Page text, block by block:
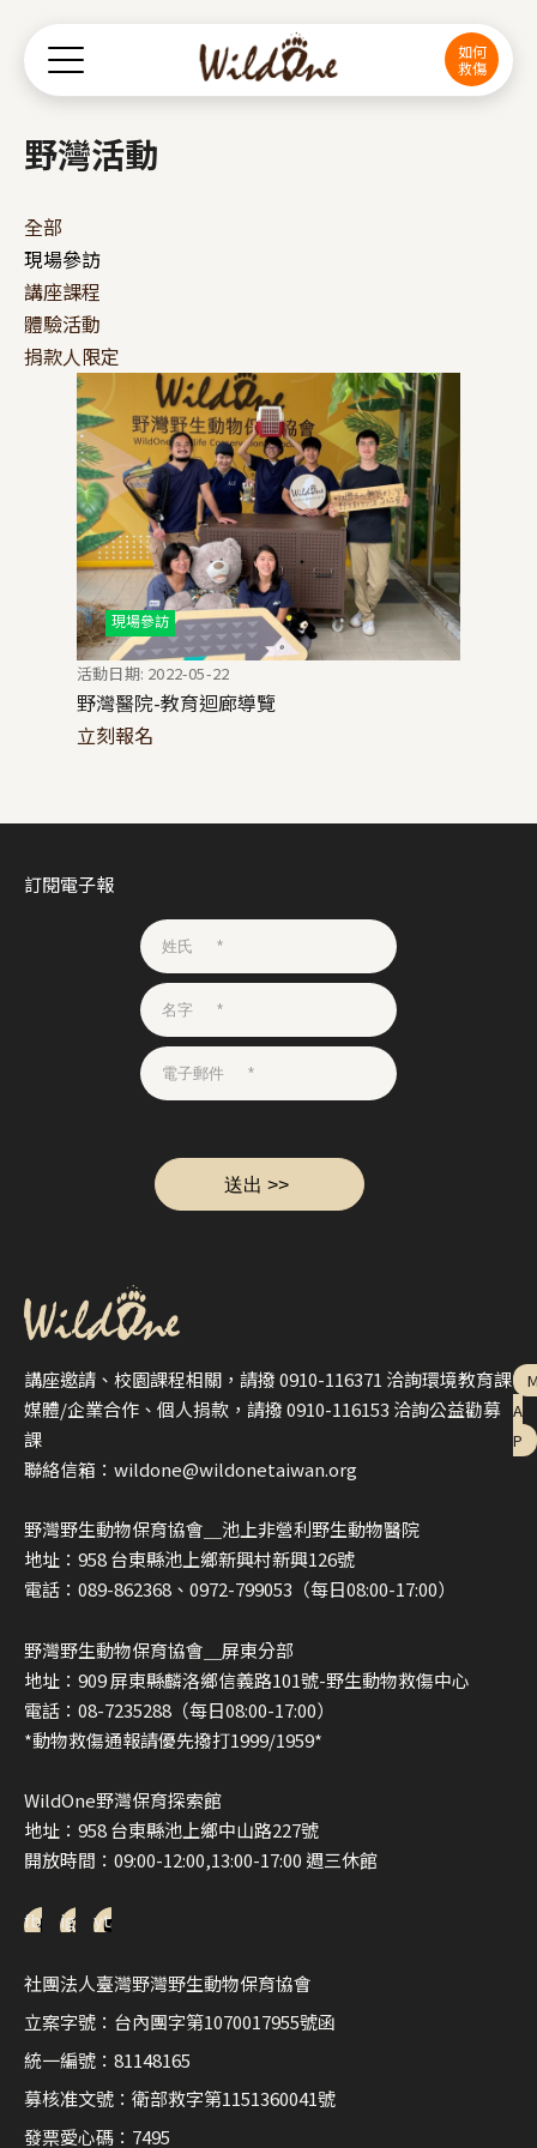
野灣活動
全部
現場參訪
講座課程
體驗活動
捐款人限定
現場參訪
活動日期: 2022-05-22
野灣醫院-教育迴廊導覽
立刻報名
訂閱電子報
講座邀請、校園課程相關，請撥 0910-116371 洽詢環境教育課
媒體/企業合作、個人捐款，請撥 0910-116153 洽詢公益勸募
課
聯絡信箱：wildone@wildonetaiwan.org
野灣野生動物保育協會＿池上非營利野生動物醫院
地址：958 台東縣池上鄉新興村新興126號
電話：089-862368、0972-799053（每日08:00-17:00）
野灣野生動物保育協會＿屏東分部
地址：909 屏東縣麟洛鄉信義路101號-野生動物救傷中心
電話：08-7235288（每日08:00-17:00）
*動物救傷通報請優先撥打1999/1959*
WildOne野灣保育探索館
地址：958 台東縣池上鄉中山路227號
開放時間：09:00-12:00,13:00-17:00 週三休館
A
P
fb ig yt
社團法人臺灣野灣野生動物保育協會
立案字號：台內團字第1070017955號函
統一編號：81148165
募核准文號：衛部救字第1151360041號
發票愛心碼：7495
如何
救傷